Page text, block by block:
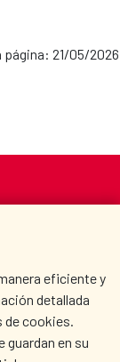
página: 21/05/2026
eficiente y
detallada
de cookies.
guardan en su
COOPERATE?
ROOM